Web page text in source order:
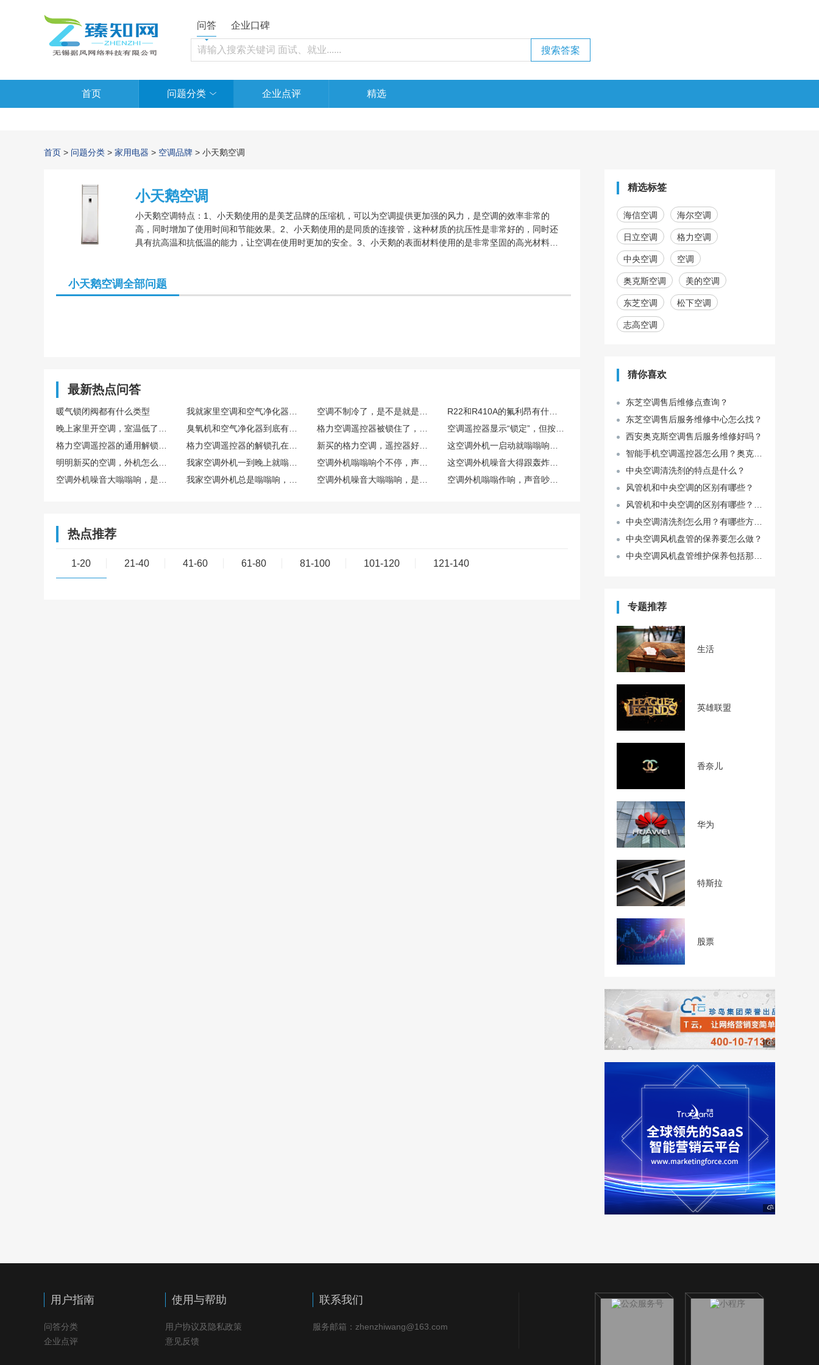
问答 企业口碑
首页 问题分类 企业点评 精选
首页 > 问题分类 > 家用电器 > 空调品牌 > 小天鹅空调
小天鹅空调
小天鹅空调特点：1、小天鹅使用的是美芝品牌的压缩机，可以为空调提供更加强的风力，是空调的效率非常的
高，同时增加了使用时间和节能效果。2、小天鹅使用的是同质的连接管，这种材质的抗压性是非常好的，同时还
具有抗高温和抗低温的能力，让空调在使用时更加的安全。3、小天鹅的表面材料使用的是非常坚固的高光材料，
是否堵塞，方
小天鹅空调全部问题
精选标签
海信空调 海尔空调
日立空调 格力空调
中央空调 空调
奥克斯空调 美的空调
东芝空调 松下空调
志高空调
猜你喜欢
东芝空调售后维修点查询？
东芝空调售后服务维修中心怎么找？
西安奥克斯空调售后服务维修好吗？
中央空调清洗剂的特点是什么？
风管机和中央空调的区别有哪些？
中央空调风机盘管的保养要怎么做？
专题推荐
生活
英雄联盟
香奈儿
华为
特斯拉
股票
最新热点问答
暖气锁闭阀都有什么类型
热点推荐
1-20 21-40 41-60 61-80 81-100 101-120 121-140
用户指南
问答分类
企业点评
使用与帮助
用户协议及隐私政策
意见反馈
联系我们
服务邮箱：zhenzhiwang@163.com